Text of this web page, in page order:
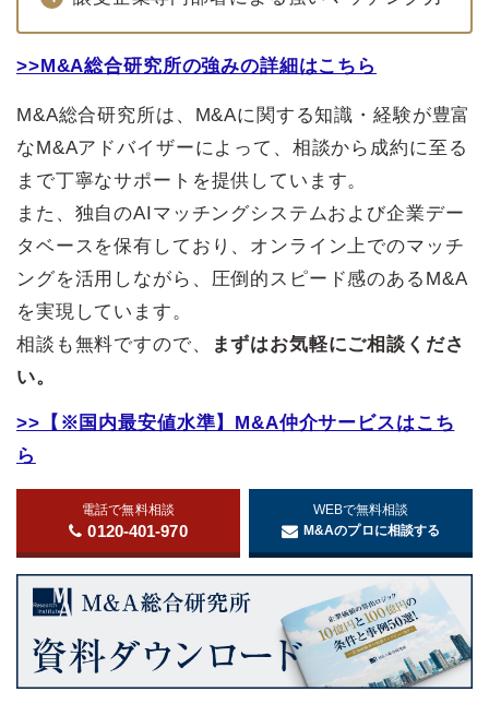
>>M&A総合研究所の強みの詳細はこちら
M&A総合研究所は、M&Aに関する知識・経験が豊富
なM&Aアドバイザーによって、相談から成約に至る
まで丁寧なサポートを提供しています。
また、独自のAIマッチングシステムおよび企業デー
タベースを保有しており、オンライン上でのマッチ
ングを活用しながら、圧倒的スピード感のあるM&A
を実現しています。
相談も無料ですので、
まずはお気軽にご相談くださ
い。
>>【※国内最安値水準】M&A仲介サービスはこち
ら
電話で無料相談
0120-401-970
WEBで無料相談
M&Aのプロに相談する